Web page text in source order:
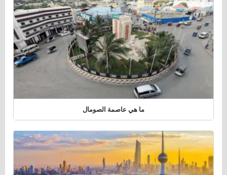
ما هي عاصمة الصومال